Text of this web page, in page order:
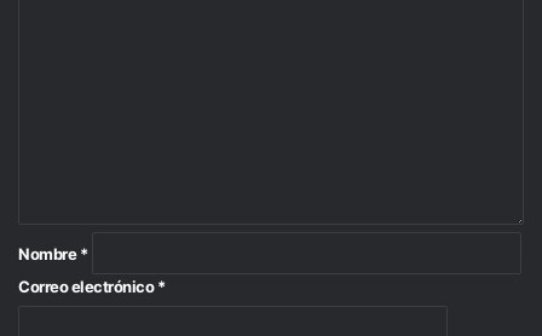
*
Nombre*
Correo electrónico*